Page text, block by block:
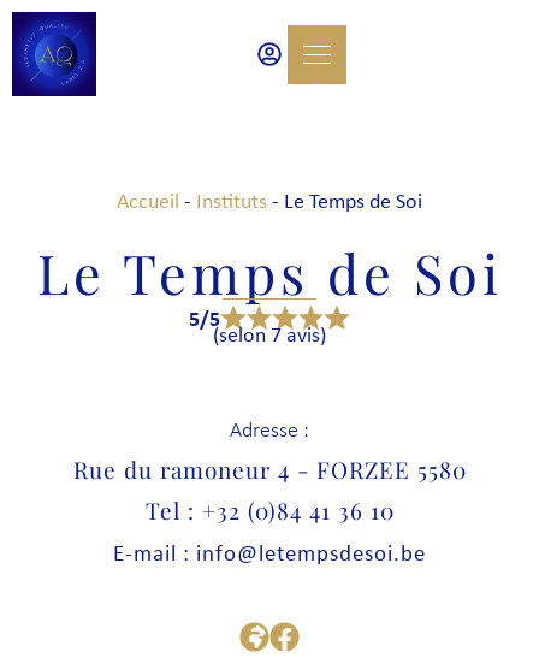
Accueil - Instituts- Le Temps de Soi
Le Temps de Soi
5/5
(selon 7 avis)
Adresse :
Rue du ramoneur 4 - FORZEE 5580
Tel : +32 (0)84 41 36 10
E-mail : info@letempsdesoi.be